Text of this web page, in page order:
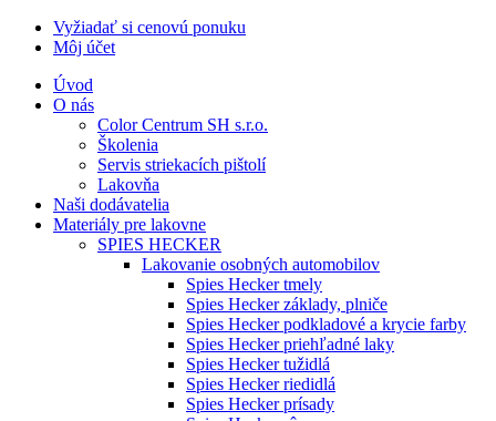
Vyžiadať si cenovú ponuku
Môj účet
Úvod
O nás
Color Centrum SH s.r.o.
Školenia
Servis striekacích pištolí
Lakovňa
Naši dodávatelia
Materiály pre lakovne
SPIES HECKER
Lakovanie osobných automobilov
Spies Hecker tmely
Spies Hecker základy, plniče
Spies Hecker podkladové a krycie farby
Spies Hecker priehľadné laky
Spies Hecker tužidlá
Spies Hecker riedidlá
Spies Hecker prísady